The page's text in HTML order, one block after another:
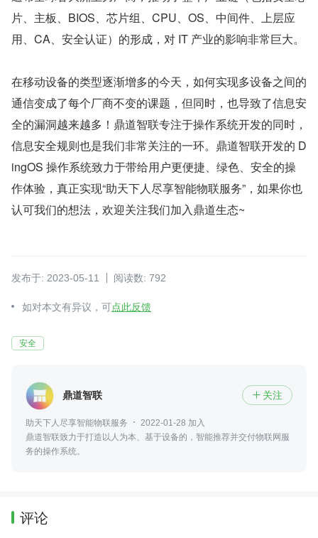
片、主板、BIOS、芯片组、CPU、OS、中间件、上层应
用、CA、安全认证）的形成，对 IT 产业的影响非常巨大。
在移动设备的类型逐渐增多的今天，如何实现多设备之间的
通信变成了每个厂商不变的课题，但同时，也导致了信息安
全的漏洞越来越多！鼎道智联专注于操作系统开发的同时，
信息安全规则也是我们非常关注的一环。鼎道智联开发的 D
ingOS 操作系统致力于带给用户更便捷、绿色、安全的操
作体验，真正实现“助天下人尽享智能物联服务”，如果你也
认可我们的想法，欢迎关注我们加入鼎道生态~
发布于: 2023-05-11 阅读数: 792
如对本文有异议，可点此反馈
安全
鼎道智联  关注
助天下人尽享智能物联服务
2022-01-28 加入
鼎道智联致力于打造以人为本、基于设备的，智能推荐并交付物联网服
务的操作系统。
评论